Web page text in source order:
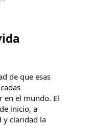
de que esas
en el mundo. El
inicio, a
y claridad la